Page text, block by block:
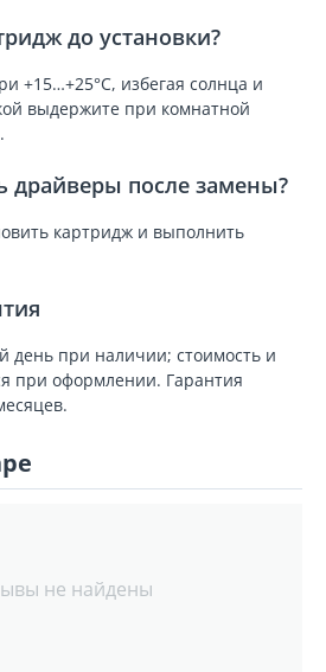
до установки?
+15…+25°C, избегая солнца и
выдержите при комнатной
драйверы после замены?
картридж и выполнить
при наличии; стоимость и
при оформлении. Гарантия
не найдены